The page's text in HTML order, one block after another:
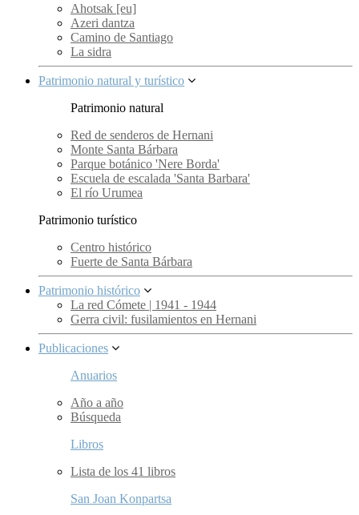
Ahotsak [eu]
Azeri dantza
Camino de Santiago
La sidra
Patrimonio natural y turístico
Patrimonio natural
Red de senderos de Hernani
Monte Santa Bárbara
Parque botánico 'Nere Borda'
Escuela de escalada 'Santa Barbara'
El río Urumea
Patrimonio turístico
Centro histórico
Fuerte de Santa Bárbara
Patrimonio histórico
La red Cómete | 1941 - 1944
Gerra civil: fusilamientos en Hernani
Publicaciones
Anuarios
Año a año
Búsqueda
Libros
Lista de los 41 libros
San Joan Konpartsa